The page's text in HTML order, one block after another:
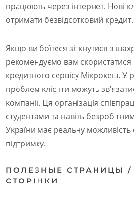
працюють через інтернет. Нові
отримати безвідсотковий кредит.
Якщо ви боїтеся зіткнутися з
рекомендуємо вам скористатися
кредитного сервісу Мікрокеш. У
проблем клієнти можуть
компанії. Ця організація
студентами та навіть
України має реальну
підтримку.
ПОЛЕЗНЫЕ СТРАНИЦЫ /
СТОРІНКИ